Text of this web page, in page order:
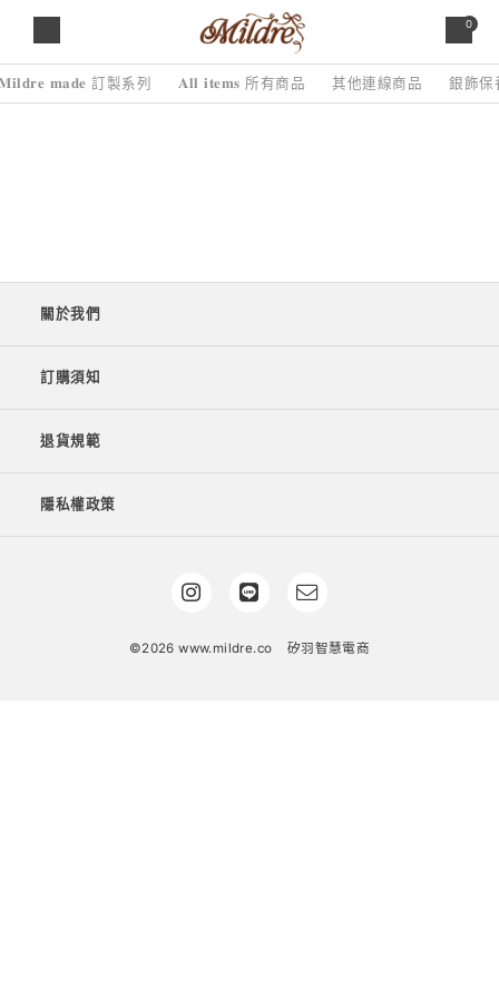
0
𝐦𝐚𝐝𝐞 訂製系列 𝐀𝐥𝐥 𝐢𝐭𝐞𝐦𝐬 所有商品 其他連線商品 銀飾保
關於我們
訂購須知
退貨規範
隱私權政策
©2026 www.mildre.co 矽羽智慧電商